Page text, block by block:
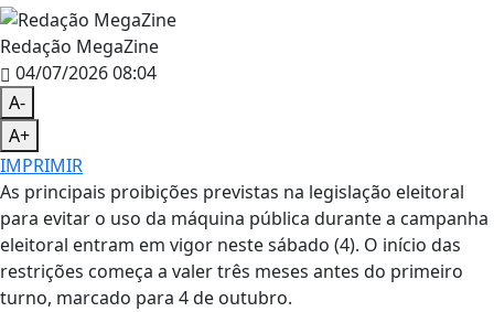
Redação MegaZine
04/07/2026 08:04
A-
A+
IMPRIMIR
As principais proibições previstas na legislação eleitoral
para evitar o uso da máquina pública durante a campanha
eleitoral entram em vigor neste sábado (4). O início das
restrições começa a valer três meses antes do primeiro
turno, marcado para 4 de outubro.